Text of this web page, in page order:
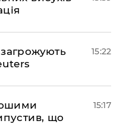
15:22
що
15:17